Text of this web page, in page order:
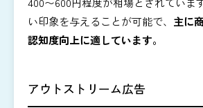
い印象を与えることが可能で、 主に
認知度向上に適しています。
アウトストリーム広告